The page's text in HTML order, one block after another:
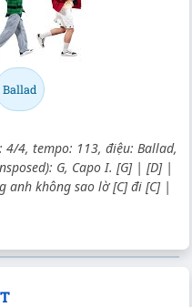
Ballad
4/4, tempo: 113, điệu: Ballad,
G, Capo I. [G] | [D] |
anh không sao lờ [C] đi [C] |